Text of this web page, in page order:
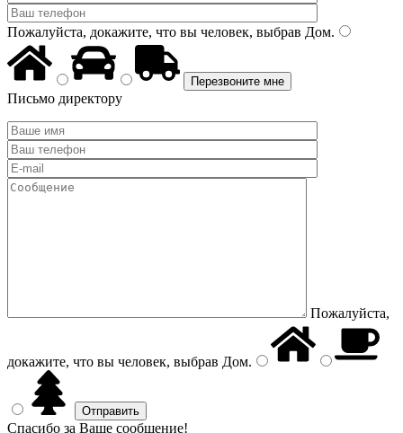
Пожалуйста, докажите, что вы человек, выбрав Дом.
Письмо директору
Пожалуйста,
докажите, что вы человек, выбрав Дом.
Спасибо за Ваше сообщение!